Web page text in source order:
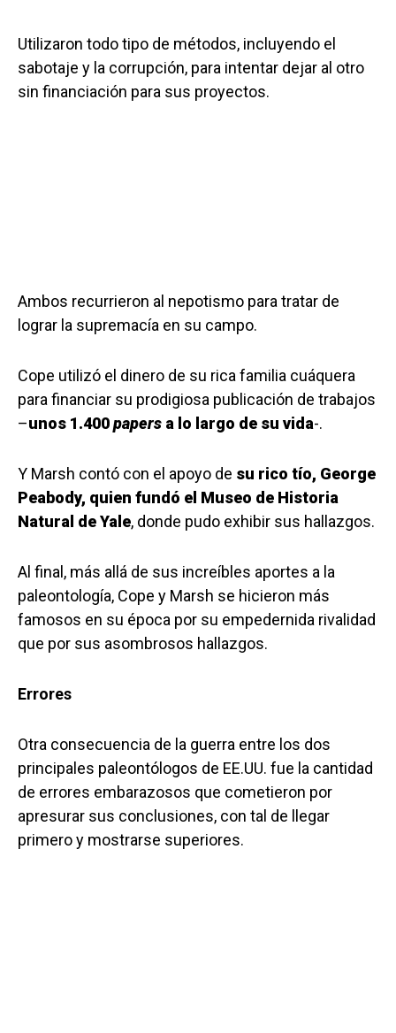
Utilizaron todo tipo de métodos, incluyendo el
sabotaje y la corrupción, para intentar dejar al otro
sin financiación para sus proyectos.
Ambos recurrieron al nepotismo para tratar de
lograr la supremacía en su campo.
Cope utilizó el dinero de su rica familia cuáquera
para financiar su prodigiosa publicación de trabajos
–unos 1.400papers a lo largo de su vida-.
Y Marsh contó con el apoyo de su rico tío, George
Peabody, quien fundó el Museo de Historia
Natural de Yale, donde pudo exhibir sus hallazgos.
Al final, más allá de sus increíbles aportes a la
paleontología, Cope y Marsh se hicieron más
famosos en su época por su empedernida rivalidad
que por sus asombrosos hallazgos.
Errores
Otra consecuencia de la guerra entre los dos
principales paleontólogos de EE.UU. fue la cantidad
de errores embarazosos que cometieron por
apresurar sus conclusiones, con tal de llegar
primero y mostrarse superiores.